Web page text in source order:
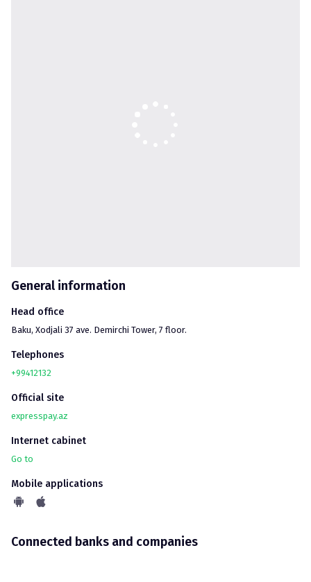
General information
Head office
Baku, Xodjali 37 ave. Demirchi Tower, 7 floor.
Telephones
+99412132
Official site
expresspay.az
Internet cabinet
Go to
Mobile applications
Connected banks and companies